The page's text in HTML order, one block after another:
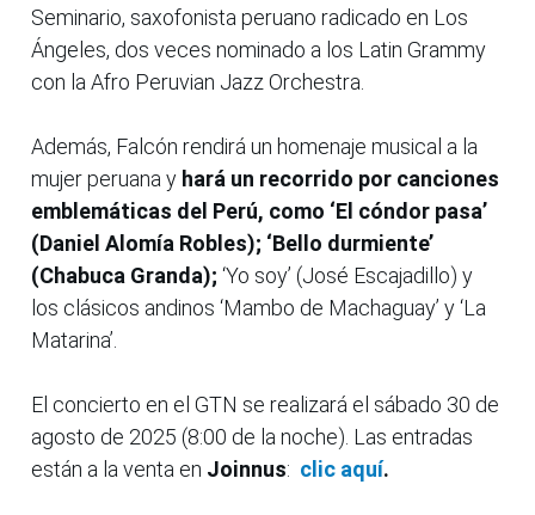
Seminario, saxofonista peruano radicado en Los
Ángeles, dos veces nominado a los Latin Grammy
con la Afro Peruvian Jazz Orchestra.
Además, Falcón rendirá un homenaje musical a la
mujer peruana y hará un recorrido por canciones
emblemáticas del Perú, como ‘El cóndor pasa’
(Daniel Alomía Robles); ‘Bello durmiente’
(Chabuca Granda); ‘Yo soy’ (José Escajadillo) y
los clásicos andinos ‘Mambo de Machaguay’ y ‘La
Matarina’.
El concierto en el GTN se realizará el sábado 30 de
agosto de 2025 (8:00 de la noche). Las entradas
están a la venta en Joinnus: clic aquí.